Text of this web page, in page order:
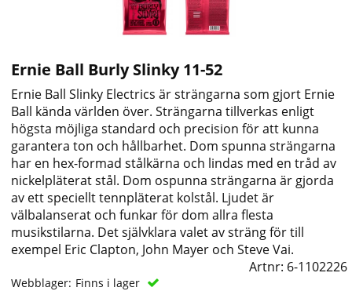
Ernie Ball Burly Slinky 11-52
Ernie Ball Slinky Electrics är strängarna som gjort Ernie
Ball kända världen över. Strängarna tillverkas enligt
högsta möjliga standard och precision för att kunna
garantera ton och hållbarhet. Dom spunna strängarna
har en hex-formad stålkärna och lindas med en tråd av
nickelpläterat stål. Dom ospunna strängarna är gjorda
av ett speciellt tennpläterat kolstål. Ljudet är
välbalanserat och funkar för dom allra flesta
musikstilarna. Det självklara valet av sträng för till
exempel Eric Clapton, John Mayer och Steve Vai.
Artnr: 6-1102226
Webblager: Finns i lager